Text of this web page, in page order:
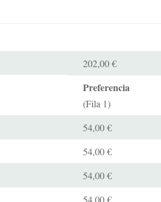
202,00 €
Preferencia
(Fila 1)
54,00 €
54,00 €
54,00 €
54,00 €